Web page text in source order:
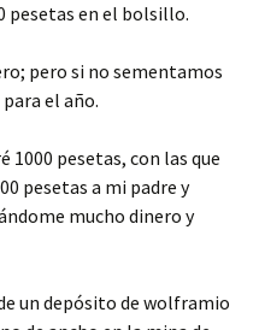
pesetas en el bolsillo.
pero si no sementamos
el año.
1000 pesetas, con las que
pesetas a mi padre y
mucho dinero y
un depósito de wolframio